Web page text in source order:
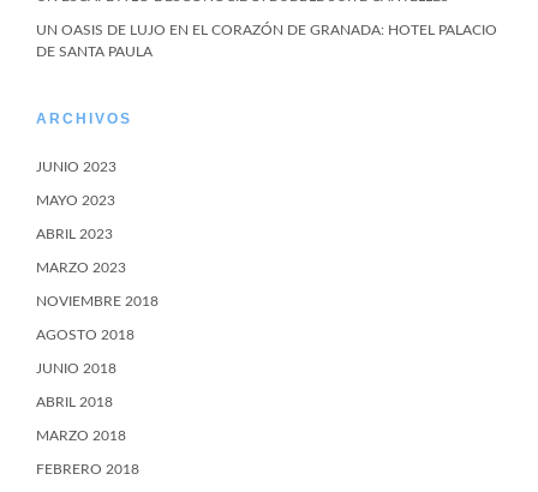
UN OASIS DE LUJO EN EL CORAZÓN DE GRANADA: HOTEL PALACIO
DE SANTA PAULA
ARCHIVOS
JUNIO 2023
MAYO 2023
ABRIL 2023
MARZO 2023
NOVIEMBRE 2018
AGOSTO 2018
JUNIO 2018
ABRIL 2018
MARZO 2018
FEBRERO 2018